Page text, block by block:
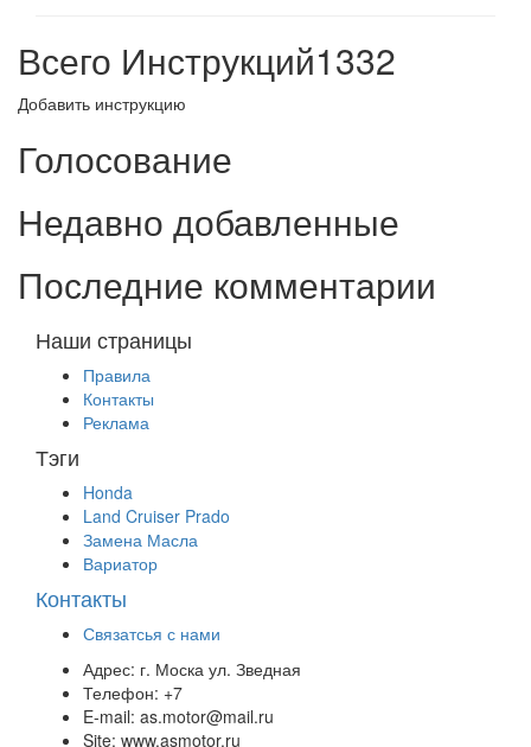
Всего Инструкций1332
Добавить инструкцию
Голосование
Недавно добавленные
Последние комментарии
Наши страницы
Правила
Контакты
Реклама
Тэги
Honda
Land Cruiser Prado
Замена Масла
Вариатор
Контакты
Связатсья с нами
Адрес: г. Моска ул. Зведная
Телефон: +7
E-mail: as.motor@mail.ru
Site: www.asmotor.ru